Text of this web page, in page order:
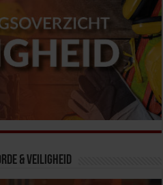
& Veiligheid